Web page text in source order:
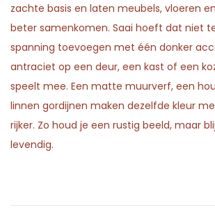
zachte basis en laten meubels, vloeren
beter samenkomen. Saai hoeft dat niet
spanning toevoegen met één donker
antraciet op een deur, een kast of een
speelt mee. Een matte muurverf, een
linnen gordijnen maken dezelfde kleur
rijker. Zo houd je een rustig beeld, maar
levendig.